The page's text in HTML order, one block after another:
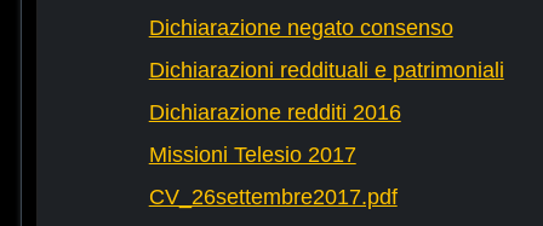
Dichiarazione negato consenso
Dichiarazioni reddituali e patrimoniali
Dichiarazione redditi 2016
Missioni Telesio 2017
CV_26settembre2017.pdf